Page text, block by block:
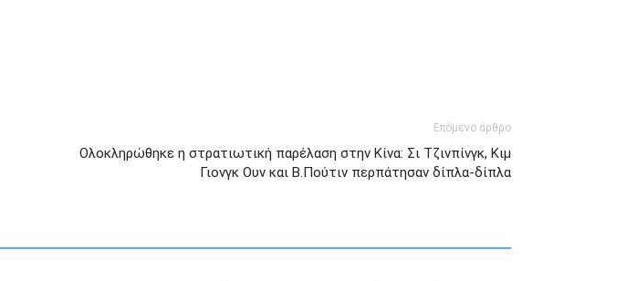
Επόμενο άρθρο
Ολοκληρώθηκε η στρατιωτική παρέλαση στην Κίνα: Σι Τζινπίνγκ, Κιμ
Γιονγκ Ουν και Β.Πούτιν περπάτησαν δίπλα-δίπλα